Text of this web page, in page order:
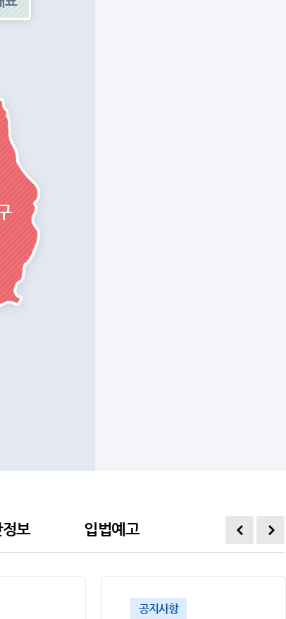
공지사항
보 입법예고